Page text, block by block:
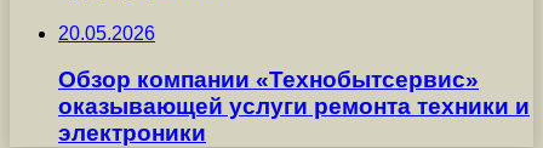
20.05.2026
Обзор компании «Технобытсервис»
оказывающей услуги ремонта техники и
электроники